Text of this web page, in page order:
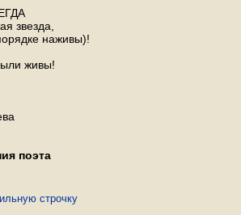
звезда,
наживы)!
живы!
поэта
строчку